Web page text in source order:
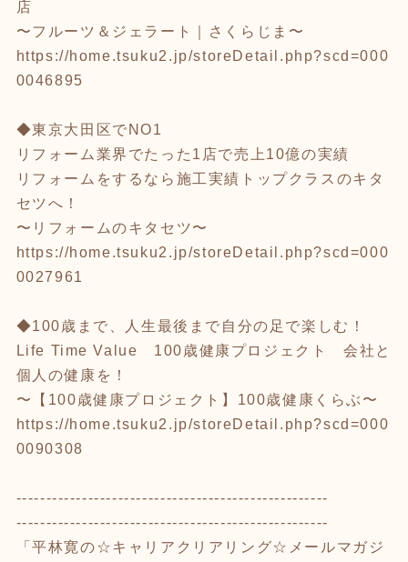
店
〜フルーツ＆ジェラート｜さくらじま〜
https://home.tsuku2.jp/storeDetail.php?scd=000
0046895
◆東京大田区でNO1
リフォーム業界でたった1店で売上10億の実績
リフォームをするなら施工実績トップクラスのキタ
セツへ！
〜リフォームのキタセツ〜
https://home.tsuku2.jp/storeDetail.php?scd=000
0027961
◆100歳まで、人生最後まで自分の足で楽しむ！
Life Time Value 100歳健康プロジェクト 会社と
個人の健康を！
〜【100歳健康プロジェクト】100歳健康くらぶ〜
https://home.tsuku2.jp/storeDetail.php?scd=000
0090308
----------------------------------------------------
----------------------------------------------------
「平林寛の☆キャリアクリアリング☆メールマガジ